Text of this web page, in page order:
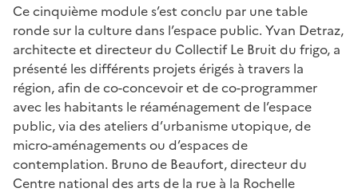
Ce cinquième module s’est conclu par une table
ronde sur la culture dans l’espace public. Yvan Detraz,
architecte et directeur du Collectif Le Bruit du frigo, a
présenté les différents projets érigés à travers la
région, afin de co-concevoir et de co-programmer
avec les habitants le réaménagement de l’espace
public, via des ateliers d’urbanisme utopique, de
micro-aménagements ou d’espaces de
contemplation. Bruno de Beaufort, directeur du
Centre national des arts de la rue à la Rochelle